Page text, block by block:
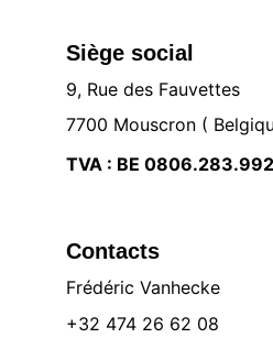
Siège social
9, Rue des Fauvettes
7700 Mouscron (
TVA : BE 0806.283.992
Contacts
Frédéric Vanhecke
+32 474 26 62 08